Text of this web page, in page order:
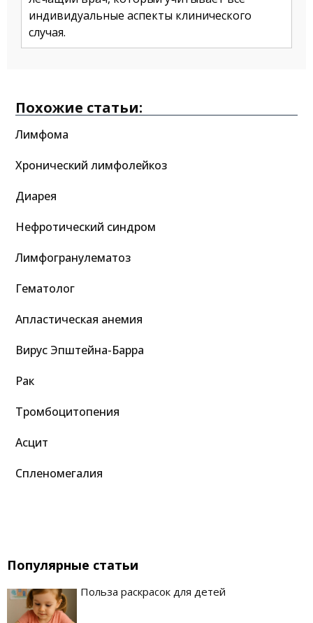
индивидуальные аспекты клинического
случая.
Похожие статьи:
Лимфома
Хронический лимфолейкоз
Диарея
Нефротический синдром
Лимфогранулематоз
Гематолог
Апластическая анемия
Вирус Эпштейна-Барра
Рак
Тромбоцитопения
Асцит
Спленомегалия
Популярные статьи
Польза раскрасок для детей